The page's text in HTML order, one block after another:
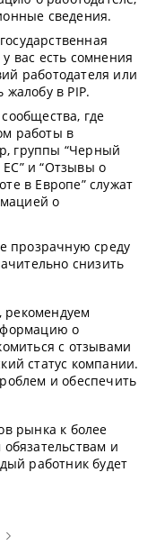
сведения.
вас есть сомнения
работодателя или
в PIP.
где
работы в
группы “Черный
и “Отзывы о
в Европе” служат
о
прозрачную среду
снизить
рекомендуем
о
с отзывами
статус компании.
и обеспечить
рынка к более
и
работник будет